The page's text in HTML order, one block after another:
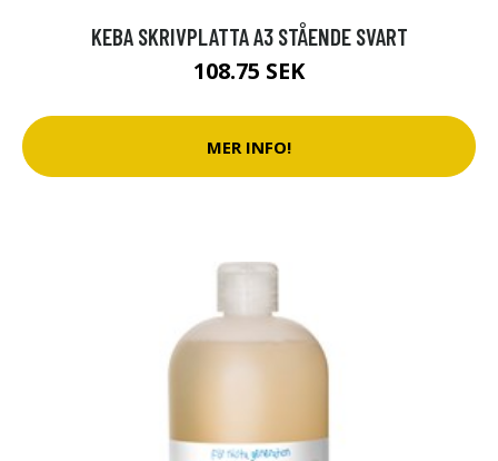
KEBA SKRIVPLATTA A3 STÅENDE SVART
108.75 SEK
MER INFO!